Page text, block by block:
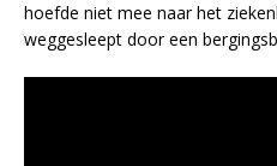
hoefde niet mee naar het
weggesleept door een